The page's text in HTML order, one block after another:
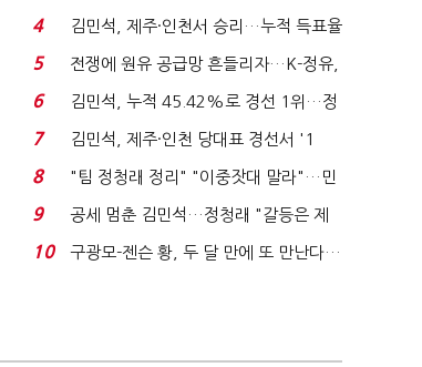
는 추가투표 때리기...
4
김민석, 제주·인천서 승리…누적 득표율
'1위 탈환'(종합)...
5
전쟁에 원유 공급망 흔들리자…K-정유,
에너지안보 핵심...
6
김민석, 누적 45.42%로 경선 1위…정
청래와 격차 0.86%p(...
7
김민석, 제주·인천 당대표 경선서 '1
위'(1보)...
8
"팀 정청래 정리" "이중잣대 말라"…민
주 최고위원 계파 다...
9
공세 멈춘 김민석…정청래 "갈등은 제
가 수습"
10
구광모-젠슨 황, 두 달 만에 또 만난다…